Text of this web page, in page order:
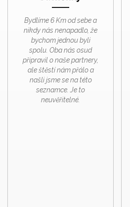
Bydlíme 6 Km od sebe a
nikdy nás nenapadlo, že
bychom jednou byli
spolu. Oba nás osud
připravil o naše partnery,
ale štěstí nám přálo a
našli jsme se na této
seznamce. Je to
neuvěřitelné.